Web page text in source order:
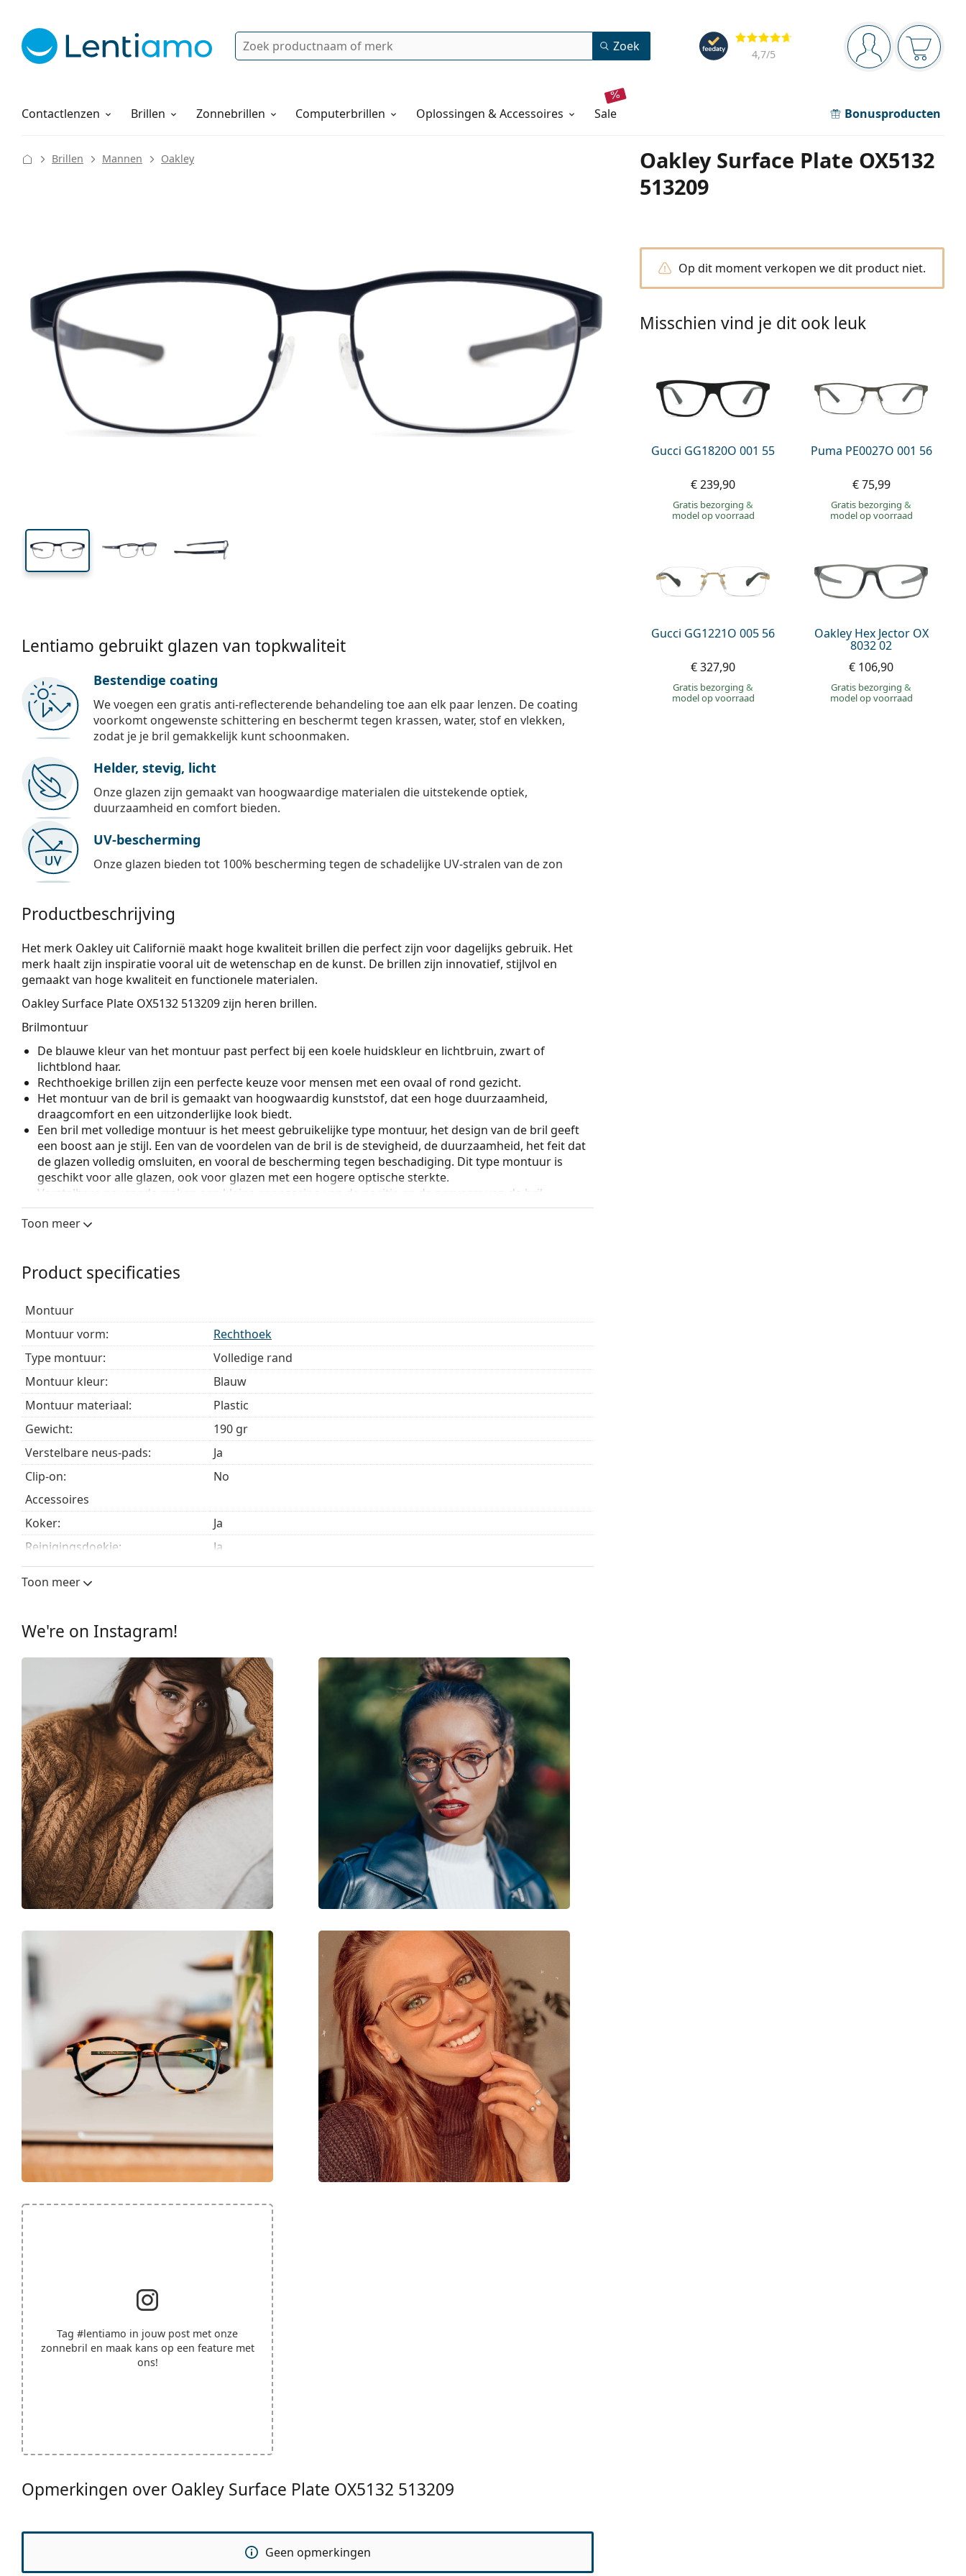
Navigatie
Je bent ingelogd
Jouw
Beoordelingen
4,7/5
Zoek Zoek
Contactlenzen
Lenzenvloeistoffen Brillen Zonnebrillen Computerbrillen Oplossingen & Accessoires sale Bonusproducten
Hoe bestellen
Oakley Surface Plate OX5132
513209
Brillen Mannen Oakley
Op dit moment verkopen we dit product niet.
Misschien vind je dit ook leuk
Gucci GG1820O 001 55
€ 239,90
Gratis bezorging&
model op voorraad
Puma PE0027O 001 56
€ 75,99
Gratis bezorging&
model op voorraad
Gucci GG1221O 005 56
€ 327,90
Gratis bezorging&
model op voorraad
Oakley Hex Jector OX
8032 02
€ 106,90
Gratis bezorging&
model op voorraad
Lentiamo gebruikt glazen van topkwaliteit
Bestendige coating
We voegen een gratis anti-reflecterende behandeling toe aan elk paar lenzen. De coating
voorkomt ongewenste schittering en beschermt tegen krassen, water, stof en vlekken,
zodat je je bril gemakkelijk kunt schoonmaken.
Helder, stevig, licht
Onze glazen zijn gemaakt van hoogwaardige materialen die uitstekende optiek,
duurzaamheid en comfort bieden.
UV-bescherming
Onze glazen bieden tot 100% bescherming tegen de schadelijke UV-stralen van de zon
Productbeschrijving
Het merk Oakley uit Californië maakt hoge kwaliteit brillen die perfect zijn voor dagelijks gebruik. Het
merk haalt zijn inspiratie vooral uit de wetenschap en de kunst. De brillen zijn innovatief, stijlvol en
gemaakt van hoge kwaliteit en functionele materialen.
Oakley Surface Plate OX5132 513209zijn heren brillen.
Brilmontuur
De blauwe kleur van het montuur past perfect bij een koele huidskleur en lichtbruin, zwart of
lichtblond haar.
Rechthoekige brillen zijn een perfecte keuze voor mensen met een ovaal of rond gezicht.
Het montuur van de bril is gemaakt van hoogwaardig kunststof, dat een hoge duurzaamheid,
draagcomfort en een uitzonderlijke look biedt.
Een bril met volledige montuur is het meest gebruikelijke type montuur, het design van de bril geeft
een boost aan je stijl. Een van de voordelen van de bril is de stevigheid, de duurzaamheid, het feit dat
de glazen volledig omsluiten, en vooral de bescherming tegen beschadiging. Dit type montuur is
geschikt voor alle glazen, ook voor glazen met een hogere optische sterkte.
Verstelbare neuspads maken een kleine aanpassing van de positie en de pasvorm van de bril
mogelijk. De neuspads passen zich aan de vorm van de neus aan en zorgen zo voor meer
draagcomfort. Het aanpassen van de neuspads moet altijd worden gedaan door een ervaren opticien
Accessoires
Wij leveren de brillen in een originele hoes. De kleur van de koker en het ontwerp kunnen variëren.
Het meegeleverde doekje is ideaal voor het reinigen en verzorgen van zonnebrillen. Sommige
modellen worden geleverd met een stoffen zakje in plaats van een doekje.
Bekijk het volledige assortimentbrillenvoor meer stijlen of Bekijk onzebrillengidsals je hulp nodig hebt
bij het kiezen.
Het is een medisch hulpmiddel. Lees de instructies voor gebruik.
Toon meer
Product specificaties
montuur
Montuur vorm:
Rechthoek
Type montuur:
Volledige rand
Montuur kleur:
Blauw
Montuur materiaal:
Plastic
Gewicht:
190 gr
Verstelbare neus-pads:
Ja
Clip-on:
No
accessoires
Koker:
Ja
Reinigingsdoekje:
Ja
Overig
Merk:
Toon meer
We're on Instagram!
Tag #lentiamo in jouw post met onze
zonnebril en maak kans op een feature met
ons!
Opmerkingen over Oakley Surface Plate OX5132 513209
Geen opmerkingen